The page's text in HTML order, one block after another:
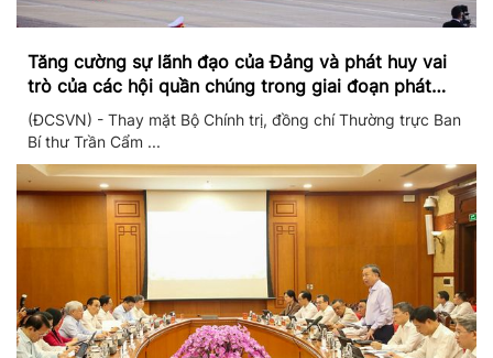
Tăng cường sự lãnh đạo của Đảng và phát huy vai
trò của các hội quần chúng trong giai đoạn phát
triển mới
(ĐCSVN) - Thay mặt Bộ Chính trị, đồng chí Thường trực Ban
Bí thư Trần Cẩm ...